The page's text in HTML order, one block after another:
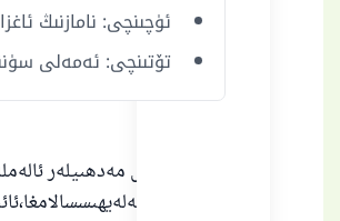
ئۈچىنچى: نامازنىڭ ئاغزاكى
تۆتىنچى: ئەمەلى
بارلىق گۈزەل مەدھىيلەر
مۇھەممەد